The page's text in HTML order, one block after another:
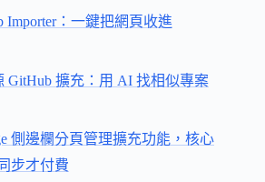
Importer：一鍵把網頁收進
GitHub 擴充：用 AI 找相似專案
側邊欄分頁管理擴充功能，核心
步才付費